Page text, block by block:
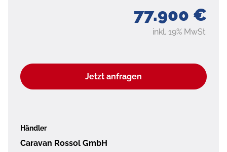
77.900 €
inkl. 19% MwSt.
Jetzt anfragen
Händler
Caravan Rossol GmbH